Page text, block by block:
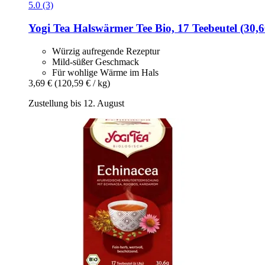
5.0 (3)
Yogi Tea Halswärmer Tee Bio, 17 Teebeutel
Würzig aufregende Rezeptur
Mild-süßer Geschmack
Für wohlige Wärme im Hals
3,69 € (120,59 € / kg)
Zustellung bis 12. August